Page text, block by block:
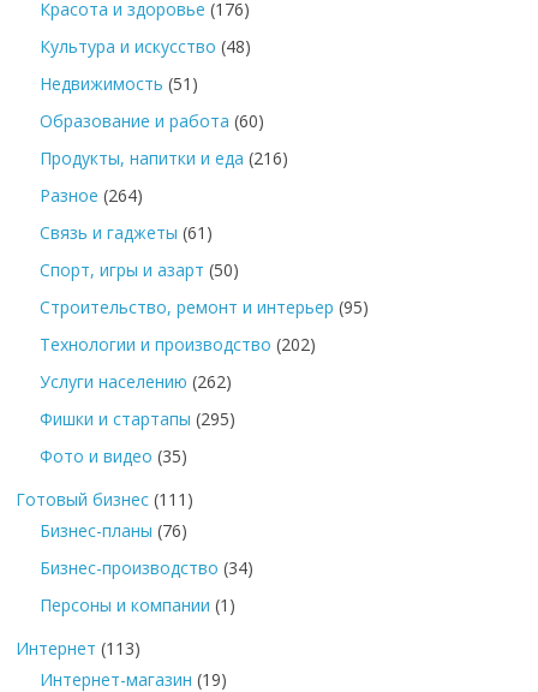
Красота и здоровье (176)
Культура и искусство (48)
Недвижимость (51)
Образование и работа (60)
Продукты, напитки и еда (216)
Разное (264)
Связь и гаджеты (61)
Спорт, игры и азарт (50)
Строительство, ремонт и интерьер (95)
Технологии и производство (202)
Услуги населению (262)
Фишки и стартапы (295)
Фото и видео (35)
Готовый бизнес (111)
Бизнес-планы (76)
Бизнес-производство (34)
Персоны и компании (1)
Интернет (113)
Интернет-магазин (19)